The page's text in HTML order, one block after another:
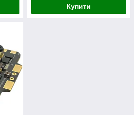
Купити